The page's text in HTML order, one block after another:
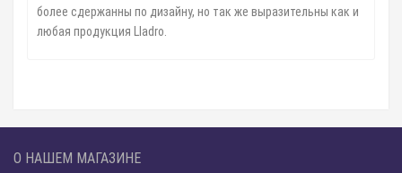
более сдержанны по дизайну, но так же выразительны как и
любая продукция Lladro.
О НАШЕМ МАГАЗИНЕ